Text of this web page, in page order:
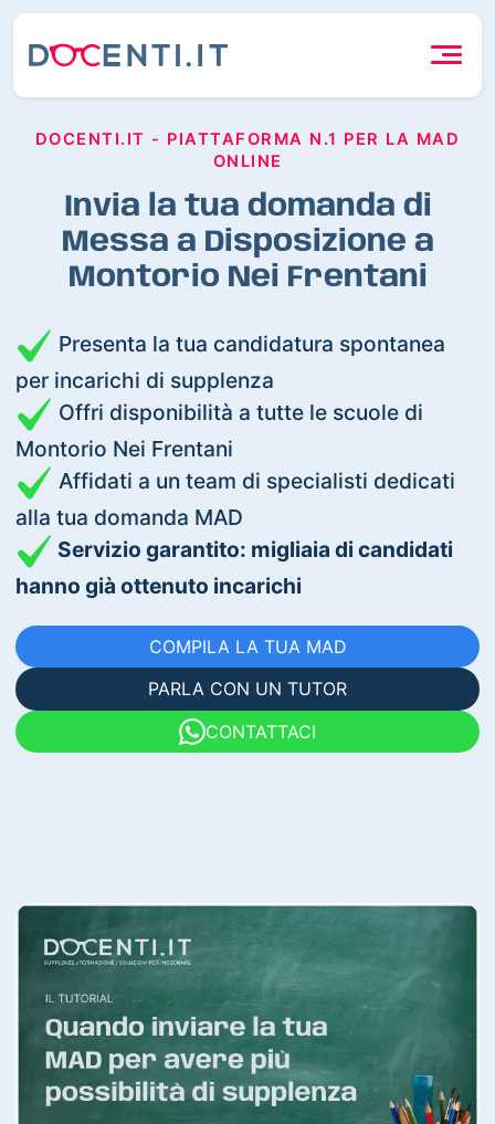
DOCENTI.IT - PIATTAFORMA N.1 PER LA MAD
ONLINE
Invia la tua domanda di
Messa a Disposizione a
Montorio Nei Frentani
Presenta la tua candidatura spontanea
per incarichi di supplenza
Offri disponibilità a tutte le scuole di
Montorio Nei Frentani
Affidati a un team di specialisti dedicati
alla tua domanda MAD
Servizio garantito: migliaia di candidati
hanno già ottenuto incarichi
COMPILA LA TUA MAD
PARLA CON UN TUTOR
CONTATTACI